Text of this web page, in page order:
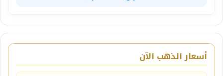
أسعار الذهب الآن